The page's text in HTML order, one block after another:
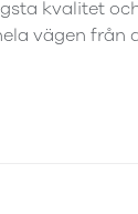
kvalitet
vägen från